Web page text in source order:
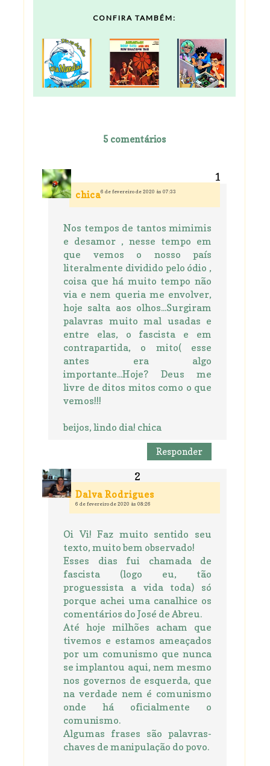
CONFIRA TAMBÉM:
5 comentários
chica6 de fevereiro de 2020 às 07:33
Nos tempos de tantos mimimis
e desamor , nesse tempo em
que vemos o nosso país
literalmente dividido pelo ódio ,
coisa que há muito tempo não
via e nem queria me envolver,
hoje salta aos olhos...Surgiram
palavras muito mal usadas e
entre elas, o fascista e em
contrapartida, o mito( esse
antes era algo
importante...Hoje? Deus me
livre de ditos mitos como o que
vemos!!!
beijos, lindo dia! chica
Responder
Dalva Rodrigues
6 de fevereiro de 2020 às 08:26
Oi Vi! Faz muito sentido seu
texto, muito bem observado!
Esses dias fui chamada de
fascista (logo eu, tão
proguessista a vida toda) só
porque achei uma canalhice os
comentários do José de Abreu.
Até hoje milhões acham que
tivemos e estamos ameaçados
por um comunismo que nunca
se implantou aqui, nem mesmo
nos governos de esquerda, que
na verdade nem é comunismo
onde há oficialmente o
comunismo.
Algumas frases são palavras-
chaves de manipulação do povo.